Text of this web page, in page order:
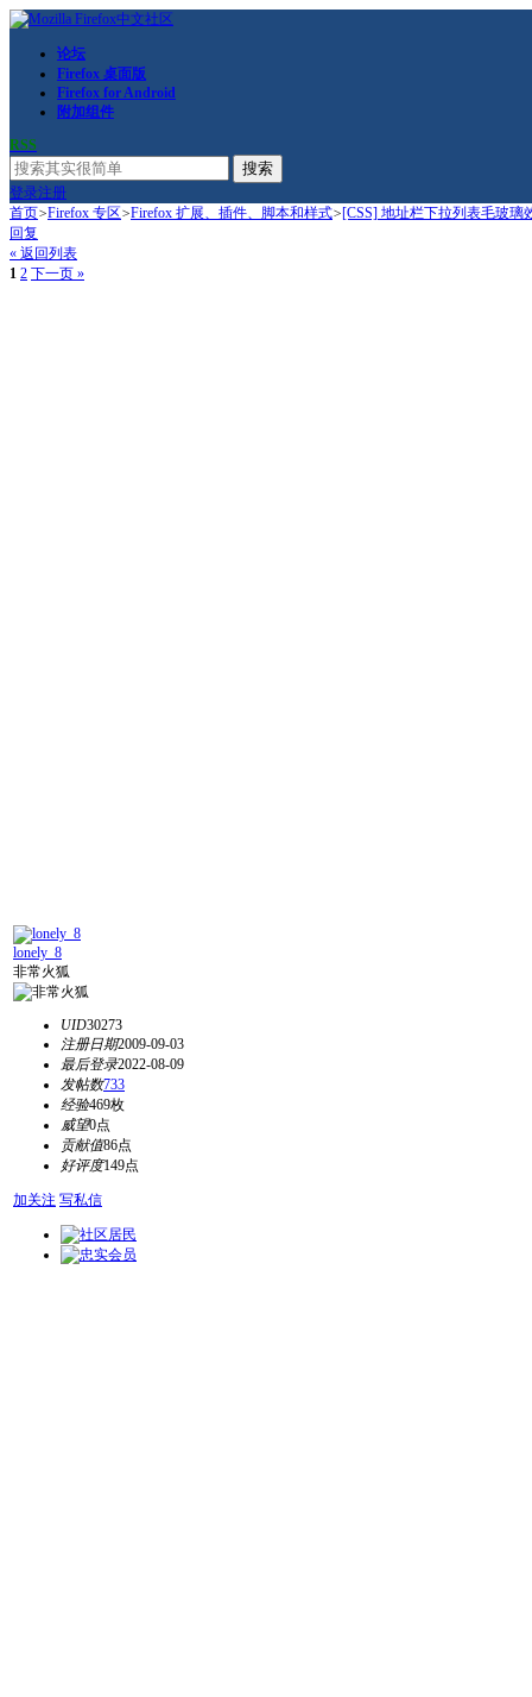
论坛
Firefox 桌面版
Firefox for Android
附加组件
RSS
搜索
登录注册
首页>Firefox 专区>Firefox 扩展、插件、脚本和样式>[CSS] 地址栏下拉列表毛玻璃
回复
« 返回列表
1 2 下一页 »
lonely_8
非常火狐
UID30273
注册日期2009-09-03
最后登录2022-08-09
发帖数733
经验469枚
威望0点
贡献值86点
好评度149点
加关注 写私信